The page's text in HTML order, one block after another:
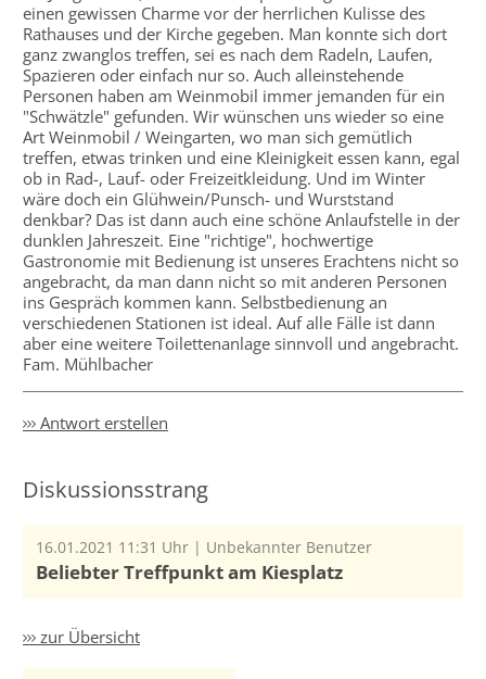
einen gewissen Charme vor der herrlichen Kulisse des
Rathauses und der Kirche gegeben. Man konnte sich dort
ganz zwanglos treffen, sei es nach dem Radeln, Laufen,
Spazieren oder einfach nur so. Auch alleinstehende
Personen haben am Weinmobil immer jemanden für ein
"Schwätzle" gefunden. Wir wünschen uns wieder so eine
Art Weinmobil / Weingarten, wo man sich gemütlich
treffen, etwas trinken und eine Kleinigkeit essen kann, egal
ob in Rad-, Lauf- oder Freizeitkleidung. Und im Winter
wäre doch ein Glühwein/Punsch- und Wurststand
denkbar? Das ist dann auch eine schöne Anlaufstelle in der
dunklen Jahreszeit. Eine "richtige", hochwertige
Gastronomie mit Bedienung ist unseres Erachtens nicht so
angebracht, da man dann nicht so mit anderen Personen
ins Gespräch kommen kann. Selbstbedienung an
verschiedenen Stationen ist ideal. Auf alle Fälle ist dann
aber eine weitere Toilettenanlage sinnvoll und angebracht.
Fam. Mühlbacher
Antwort erstellen
Diskussionsstrang
16.01.2021 11:31 Uhr | Unbekannter Benutzer
Beliebter Treffpunkt am Kiesplatz
zur Übersicht